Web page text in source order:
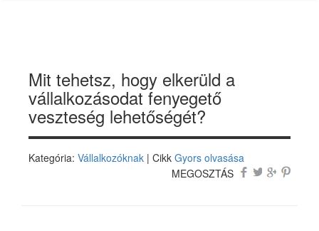
Mit tehetsz, hogy elkerüld a
vállalkozásodat fenyegető
veszteség lehetőségét?
Kategória: Vállalkozóknak | Cikk Gyors olvasása
MEGOSZTÁS